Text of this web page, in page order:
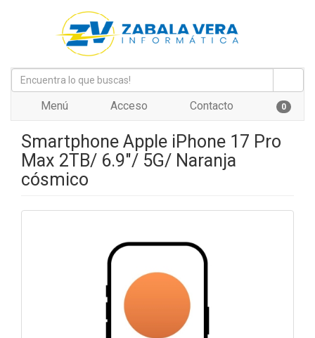
Menú Acceso Contacto 0
Smartphone Apple iPhone 17 Pro
Max 2TB/ 6.9"/ 5G/ Naranja
cósmico